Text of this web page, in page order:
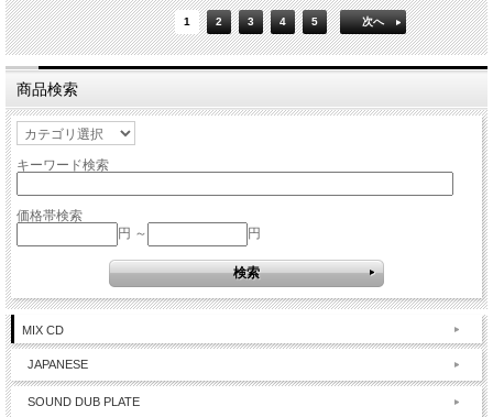
1 2 3 4 5 次へ
商品検索
キーワード検索
価格帯検索
円 ～
円
MIX CD
JAPANESE
SOUND DUB PLATE